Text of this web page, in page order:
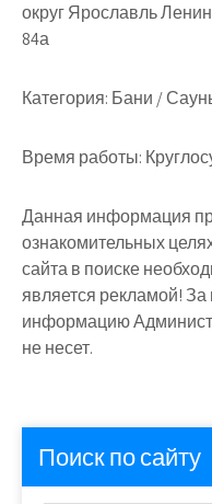
округ Ярославль
84а
Категория: Бани /
Время работы:
Данная информация
ознакомительных
сайта в поиске
является рекламой!
информацию
не несет.
Поиск по сайту